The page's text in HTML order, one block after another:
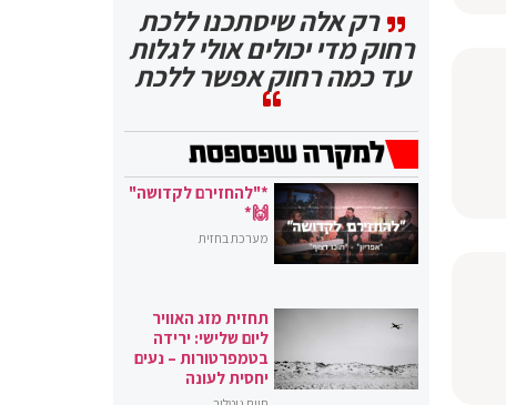
רק אלה שיסתכנו ללכת
רחוק מדי יכולים אולי לגלות
עד כמה רחוק אפשר ללכת
*"להחזירם לקדושה"
🙌*
מערכת בחזית
תחזית מזג האוויר
ליום שלישי: ירידה
בטמפרטורות – נעים
יחסית לעונה